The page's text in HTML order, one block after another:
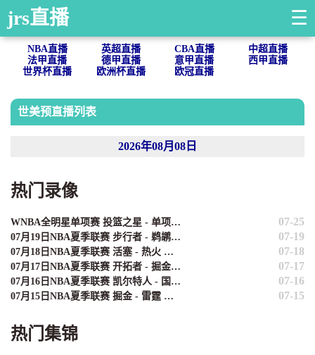
jrs直播 ☰
NBA直播 英超直播 CBA直播
中超直播
法甲直播
德甲直播 意甲直播
西甲直播
世界杯直播
欧洲杯直播 欧冠直播
世美预直播列表
2026年08月08日
热门录像
WNBA全明星单项赛 投篮之星 - 单项赛 全场录像 07-25
07月19日NBA夏季联赛 步行者 - 鹈鹕 全场录像 07-19
07月18日NBA夏季联赛 活塞 - 热火 全场录像 07-18
07月17日NBA夏季联赛 开拓者 - 掘金 全场录像 07-17
07月16日NBA夏季联赛 凯尔特人 - 国王 全场录像 07-16
07月15日NBA夏季联赛 掘金 - 雷霆 全场录像 07-15
热门集锦